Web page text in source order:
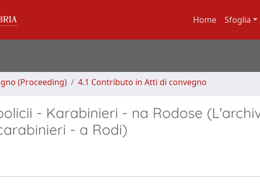
Home Sfoglia
(Proceeding) 4.1 Contributo in Atti di convegno
- Karabinieri - na Rodose
- a Rodi)